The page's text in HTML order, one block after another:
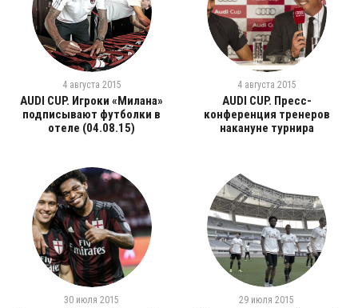
4 августа 2015
AUDI CUP. Игроки «Милана»
подписывают футболки в
отеле (04.08.15)
4 августа 2015
AUDI CUP. Пресс-
конференция тренеров
накануне турнира
30 июля 2015 29 июля 2015